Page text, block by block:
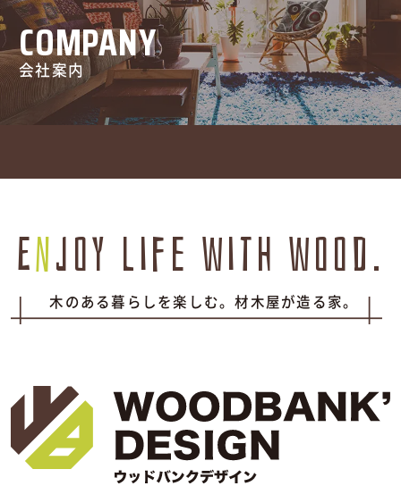
COMPANY
会社案内
Enjoy life with wood.
木のある暮らしを楽しむ。材木屋が造る家。